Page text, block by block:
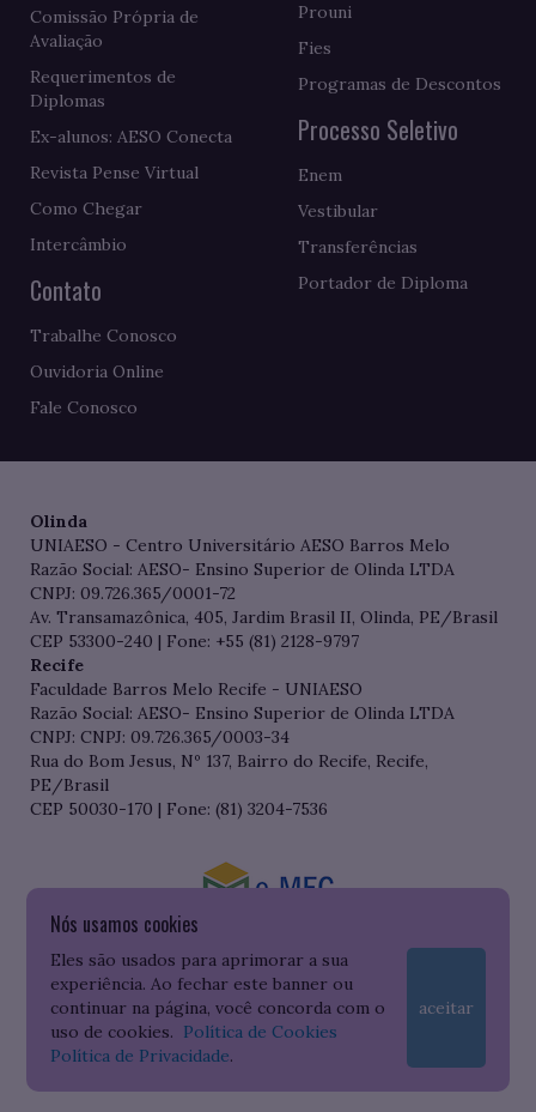
Nós usamos cookies
Eles são usados para aprimorar a sua
experiência. Ao fechar este banner ou
continuar na página, você concorda com o
uso de cookies. Política de Cookies
Política de Privacidade.
aceitar
Comissão Própria de
Avaliação
Requerimentos de
Diplomas
Ex-alunos: AESO Conecta
Revista Pense Virtual
Como Chegar
Intercâmbio
Contato
Trabalhe Conosco
Ouvidoria Online
Fale Conosco
Prouni
Fies
Programas de Descontos
Processo Seletivo
Enem
Vestibular
Transferências
Portador de Diploma
Olinda
UNIAESO - Centro Universitário AESO Barros Melo
Razão Social: AESO- Ensino Superior de Olinda LTDA
CNPJ: 09.726.365/0001-72
Av. Transamazônica, 405, Jardim Brasil II, Olinda, PE/Brasil
CEP 53300-240 | Fone: +55 (81) 2128-9797
Recife
Faculdade Barros Melo Recife - UNIAESO
Razão Social: AESO- Ensino Superior de Olinda LTDA
CNPJ: CNPJ: 09.726.365/0003-34
Rua do Bom Jesus, Nº 137, Bairro do Recife, Recife,
PE/Brasil
CEP 50030-170 | Fone: (81) 3204-7536
Consulte o cadastro da Instituição no Sistema do e-MEC